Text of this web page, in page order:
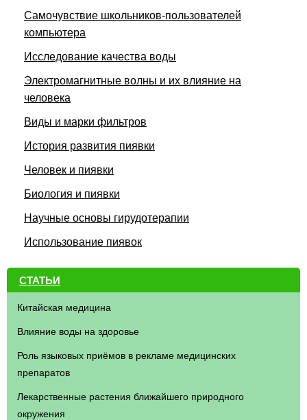
СТАТЬИ
Китайская медицина
Влияние воды на здоровье
Роль языковых приёмов в рекламе медицинских
препаратов
Лекарственные растения ближайшего природного
окружения
Самочувствие школьников-пользователей
компьютера
Исследование качества воды
Электромагнитные волны и их влияние на
человека
Виды и марки фильтров
История развития пиявки
Человек и пиявки
Биология и пиявки
Научные основы гирудотерапии
Использование пиявок